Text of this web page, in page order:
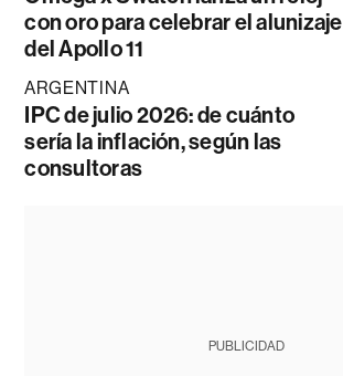
con oro para celebrar el alunizaje
del Apollo 11
ARGENTINA
IPC de julio 2026: de cuánto
sería la inflación, según las
consultoras
PUBLICIDAD